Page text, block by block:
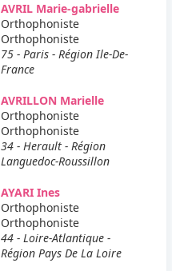
AVRIL Marie-gabrielle
Orthophoniste
Orthophoniste
75 - Paris - Région Ile-De-
France
AVRILLON Marielle
Orthophoniste
Orthophoniste
34 - Herault - Région
Languedoc-Roussillon
AYARI Ines
Orthophoniste
Orthophoniste
44 - Loire-Atlantique -
Région Pays De La Loire